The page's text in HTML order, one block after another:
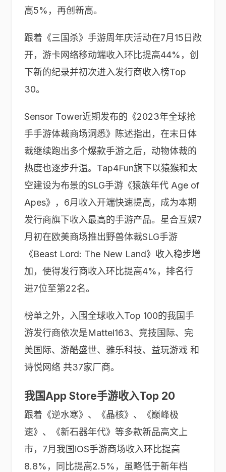
高5%，再创新高。
跟着《三国杀》手游周年庆活动在7月15日敞
开，游卡网络移动端收入环比提高44%，创
下新的纪录并初次进入发行商收入榜Top
30。
Sensor Tower近期发布的《2023年全球抢
手手游体裁商场洞悉》陈述指出，在末日体
裁继续跑出多个爆款手游之后，动物体裁的
热度也逐步升温。Tap4Fun旗下以猿猴和太
空建设为布景的SLG手游《猿族年代 Age of
Apes》，6月收入开端快速提高，成为本期
发行商旗下收入最高的手游产品。星合互娱7
月初在欧美商场推出野兽体裁SLG手游
《Beast Lord: The New Land》收入稳步增
加，使得发行商收入环比提高4%，排名行
进7位至第22名。
榜单之外，入围全球收入Top 100的我国手
游发行商依次是Mattel163、竞技国际、完
美国际、游酷盛世、雅乐科技、益玩游戏 和
诗悦网络 共37家厂商。
我国App Store手游收入Top 20
跟着《逆水寒》、《晶核》、《巅峰极
速》、《新石器年代》等多款新品高文上
市，7月我国iOS手游商场收入环比提高
8.8%，同比提高2.5%，虽略低于新年档